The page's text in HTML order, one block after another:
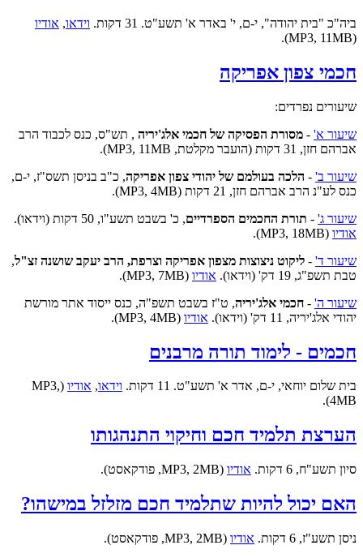
ביה"כ "בית יהודה", י-ם, י' באדר א' תשע"ט. 31 דקות. וידאו, אודיו
(MP3, 11MB).
חכמי צפון אפריקה
שיעורים נפרדים:
שיעור א' - מסורת הפסיקה של חכמי אלג'יריה , תש"ס, כנס לכבוד הרב
אברהם חזן, 31 דקות (הועבר מקלטת, MP3, 11MB).
שיעור ב' - הלכה בעולמם של יהודי צפון אפריקה, כ"ב בניסן תשס"ז, י-ם,
כנס לע"נ הרב אברהם חזן, 21 דקות (MP3, 4MB).
שיעור ג' - תורת החכמים הספרדיים, כ' בשבט תשע"ו, 50 דקות (וידאו).
אודיו (MP3, 18MB).
שיעור ד' - ליקוט ניצוצות מצפון אפריקה וצרפת, הרב יעקב שושנה זצ"ל,
טבת תשפ"ג, 19 דק' (וידאו).
אודיו (MP3, 7MB).
שיעור ה' - חכמי אלג'יריה, ט"ז בשבט תשפ"ה, כנס ייסוד אתר מורשת
יהודי אלג'יריה, 11 דק' (וידאו).
אודיו (MP3, 4MB).
חכמים - לימוד תורה מרבנים
בית שלום יוחאי, י-ם, אדר א' תשע"ט. 11 דקות. וידאו, אודיו (MP3,
4MB).
הערצת תלמיד חכם וחיקוי התנהגותו
סיון תשע"ח, 6 דקות. אודיו (MP3, 2MB, פודקאסט).
האם יכול להיות שתלמיד חכם מזלזל במישהו?
ניסן תשע"ז, 6 דקות. אודיו (MP3, 2MB, פודקאסט).